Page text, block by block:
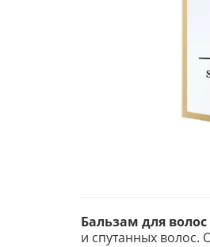
Бальзам для волос
и спутанных волос.